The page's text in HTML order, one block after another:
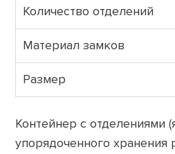
Количество отделений
Материал замков
Размер
Контейнер с отделениями
упорядоченного хранения